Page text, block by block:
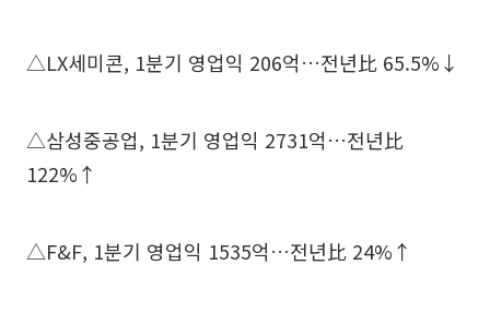
△LX세미콘, 1분기 영업익 206억…전년比 65.5%↓
△삼성중공업, 1분기 영업익 2731억…전년比
122%↑
△F&F, 1분기 영업익 1535억…전년比 24%↑